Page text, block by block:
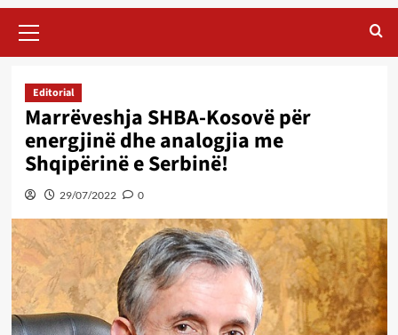
Menu
Editorial
Marrëveshja SHBA-Kosovë për
energjinë dhe analogjia me
Shqipërinë e Serbinë!
29/07/2022 0